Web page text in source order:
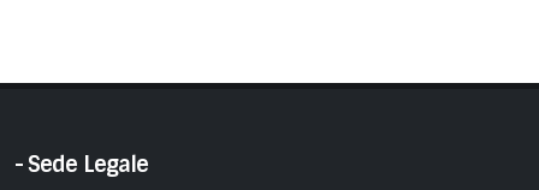
- Sede Legale